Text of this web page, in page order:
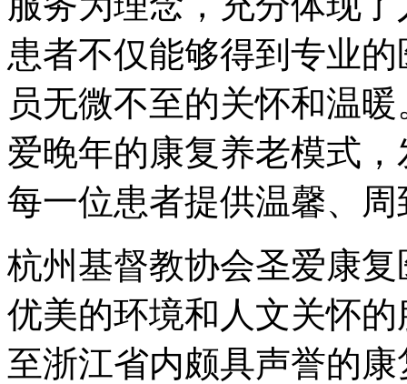
患者不仅能够得到专业
员无微不至的关怀和温
爱晚年的康复养老模式
每一位患者提供温馨、
杭州基督教协会圣爱康
优美的环境和人文关怀
至浙江省内颇具声誉的